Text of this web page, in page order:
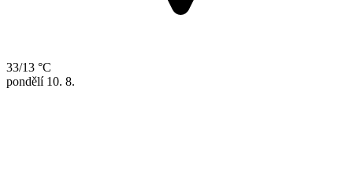
33/13 °C
pondělí 10. 8.